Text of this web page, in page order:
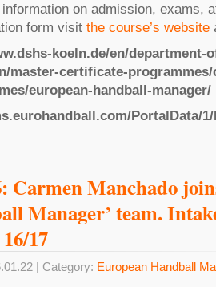
on admission, exams,
form visit the course’s website
koeln.de/en/department-
master-certificate-
european-handball-manager/
PortalData/
Carmen Manchado
Manager’ team.
17
| Category: European Handball